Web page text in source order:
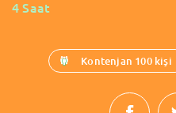
4 Saat
Kontenjan 100 kişi